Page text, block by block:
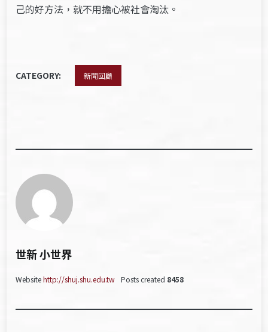
己的好方法，就不用擔心被社會淘汰。
CATEGORY: 新聞回顧
世新 小世界
Websitehttp://shuj.shu.edu.tw Posts created 8458